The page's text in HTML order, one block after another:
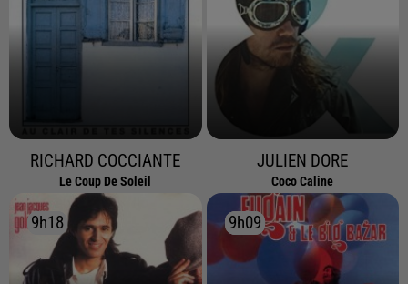
RICHARD COCCIANTE
Le Coup De Soleil
JULIEN DORE
Coco Caline
9h18
9h18 9h09
9h09